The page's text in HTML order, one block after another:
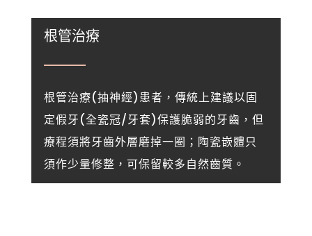
根管治療
根管治療(抽神經)患者，傳統上建議以固
定假牙(全瓷冠/牙套)保護脆弱的牙齒，但
療程須將牙齒外層磨掉一圈； 陶瓷嵌體只
須作少量修整，可保留較多自然齒質。